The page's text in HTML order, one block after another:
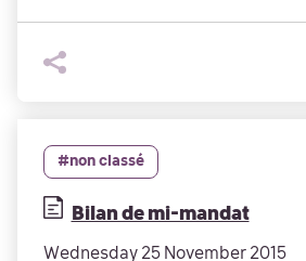
#non classé
Bilan de mi-mandat
Wednesday 25 November 2015